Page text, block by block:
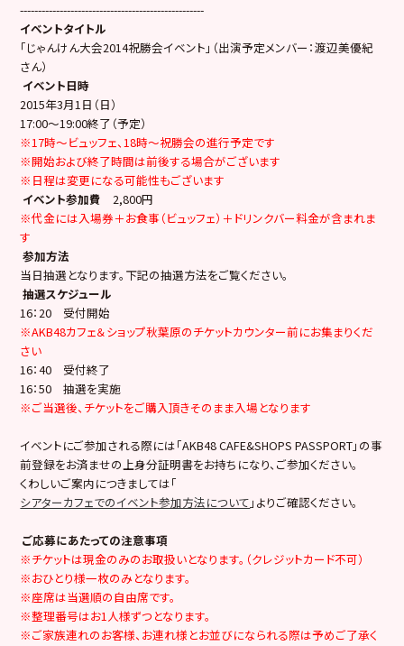
---------------------------------------------------
イベントタイトル
「じゃんけん大会2014祝勝会イベント」（出演予定メンバー：渡辺美優紀
さん）
イベント日時
2015年3月1日（日）
17:00～19:00終了（予定）
※17時～ビュッフェ、18時～祝勝会の進行予定です
※開始および終了時間は前後する場合がございます
※日程は変更になる可能性もございます
イベント参加費 2,800円
※代金には入場券＋お食事（ビュッフェ）＋ドリンクバー料金が含まれま
す
参加方法
当日抽選となります。下記の抽選方法をご覧ください。
抽選スケジュール
16：20 受付開始
※AKB48カフェ＆ショップ秋葉原のチケットカウンター前にお集まりくだ
さい
16：40 受付終了
16：50 抽選を実施
※ご当選後、チケットをご購入頂きそのまま入場となります
イベントにご参加される際には「AKB48 CAFE&SHOPS PASSPORT」の事
前登録をお済ませの上身分証明書をお持ちになり、ご参加ください。
くわしいご案内につきましては「
シアターカフェでのイベント参加方法について 」よりご確認ください。
ご応募にあたっての注意事項
※チケットは現金のみのお取扱いとなります。（クレジットカード不可）
※おひとり様一枚のみとなります。
※座席は当選順の自由席です。
※整理番号はお1人様ずつとなります。
※ご家族連れのお客様、お連れ様とお並びになられる際は予めご了承く